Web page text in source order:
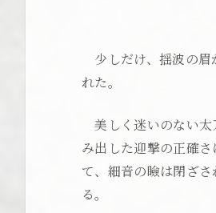
少しだけ、揺波の眉
れた。
美しく迷いのない太
み出した迎撃の正確さ
て、細音の瞼は閉ざさ
る。